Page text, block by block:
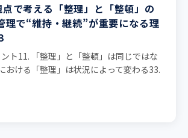
で考える「整理」と「整頓」の
理で“維持・継続”が重要になる理
ト11. 「整理」と「整頓」は同じではな
おける「整理」は状況によって変わる33.